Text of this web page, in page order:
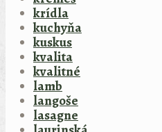
krídla
kuchyňa
kuskus
kvalita
kvalitné
lamb
langoše
lasagne